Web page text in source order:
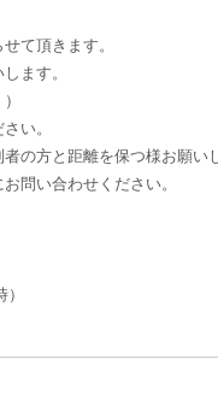
て頂きます。
ます。
い。
の方と距離を保つ様お願い
問い合わせください。